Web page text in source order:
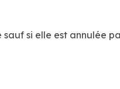
si elle est annulée